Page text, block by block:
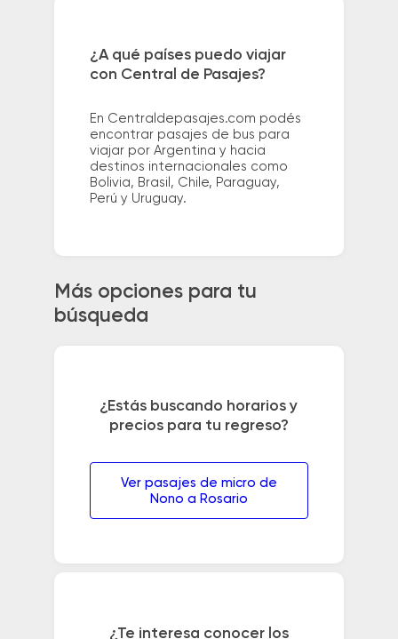
¿A qué países puedo viajar
con Central de Pasajes?
En Centraldepasajes.com podés
encontrar pasajes de bus para
viajar por Argentina y hacia
destinos internacionales como
Bolivia, Brasil, Chile, Paraguay,
Perú y Uruguay.
Más opciones para tu
búsqueda
¿Estás buscando horarios y
precios para tu regreso?
Ver pasajes de micro de
Nono a Rosario
¿Te interesa conocer los